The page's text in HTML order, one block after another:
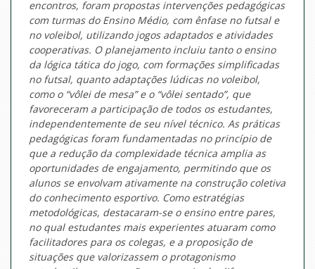
encontros, foram propostas intervenções pedagógicas
com turmas do Ensino Médio, com ênfase no futsal e
no voleibol, utilizando jogos adaptados e atividades
cooperativas. O planejamento incluiu tanto o ensino
da lógica tática do jogo, com formações simplificadas
no futsal, quanto adaptações lúdicas no voleibol,
como o “vôlei de mesa” e o “vôlei sentado”, que
favoreceram a participação de todos os estudantes,
independentemente de seu nível técnico. As práticas
pedagógicas foram fundamentadas no princípio de
que a redução da complexidade técnica amplia as
oportunidades de engajamento, permitindo que os
alunos se envolvam ativamente na construção coletiva
do conhecimento esportivo. Como estratégias
metodológicas, destacaram-se o ensino entre pares,
no qual estudantes mais experientes atuaram como
facilitadores para os colegas, e a proposição de
situações que valorizassem o protagonismo